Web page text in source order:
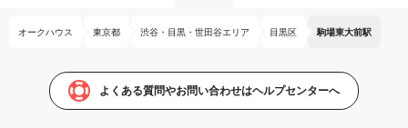
オークハウス 東京都 渋谷・目黒・世田谷エリア 目黒区 駒場東大前駅
よくある質問やお問い合わせはヘルプセンターへ